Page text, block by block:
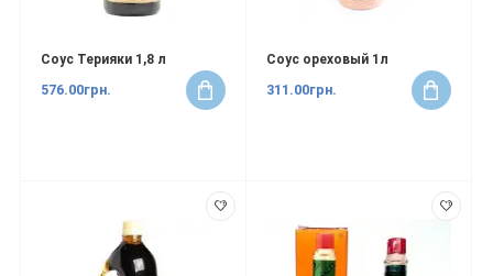
Соус Терияки 1,8 л
576.00грн.
Соус ореховый 1л
311.00грн.